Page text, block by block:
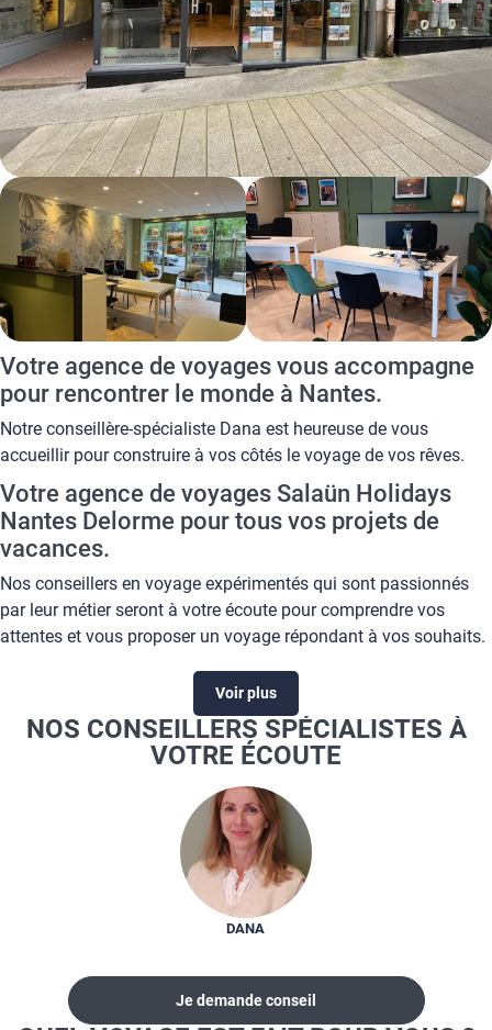
Votre agence de voyages vous accompagne
pour rencontrer le monde à Nantes.
Notre conseillère-spécialiste Dana est heureuse de vous
accueillir pour construire à vos côtés le voyage de vos rêves.
Votre agence de voyages Salaün Holidays
Nantes Delorme pour tous vos projets de
vacances.
Nos conseillers en voyage expérimentés qui sont passionnés
par leur métier seront à votre écoute pour comprendre vos
attentes et vous proposer un voyage répondant à vos souhaits.
les engagements de votre agence de voyage Salaün Holidays
Nantes Delorme. Une large gamme de produits vous attend
dans votre agence de voyage Salaün Holidays Nantes Delorme
séjour en club de vacances ou en hôtel
croisière fluviale ou maritime
billetterie...
Tous vos projets d'évasion prennent vie dans votre agence de
Voir plus
NOS CONSEILLERS SPÉCIALISTES À
VOTRE ÉCOUTE
DANA
Je demande conseil